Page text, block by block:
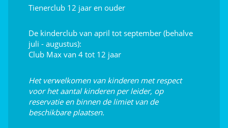
Dag- en avondanimatie
Theater
Openluchtpodium
Tienerclub 12 jaar en ouder
De kinderclub van april tot september (behalve
juli - augustus):
Club Max van 4 tot 12 jaar
Het verwelkomen van kinderen met respect
voor het aantal kinderen per leider, op
reservatie en binnen de limiet van de
beschikbare plaatsen.